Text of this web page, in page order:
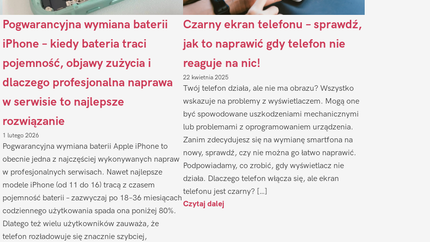
Pogwarancyjna wymiana baterii
iPhone – kiedy bateria traci
pojemność, objawy zużycia i
dlaczego profesjonalna naprawa
w serwisie to najlepsze
rozwiązanie
1 lutego 2026
Pogwarancyjna wymiana baterii Apple iPhone to
obecnie jedna z najczęściej wykonywanych napraw
w profesjonalnych serwisach. Nawet najlepsze
modele iPhone (od 11 do 16) tracą z czasem
pojemność baterii – zazwyczaj po 18–36 miesiącach
codziennego użytkowania spada ona poniżej 80%.
Dlatego też wielu użytkowników zauważa, że
telefon rozładowuje się znacznie szybciej,
Czarny ekran telefonu – sprawdź,
jak to naprawić gdy telefon nie
reaguje na nic!
22 kwietnia 2025
Twój telefon działa, ale nie ma obrazu? Wszystko
wskazuje na problemy z wyświetlaczem. Mogą one
być spowodowane uszkodzeniami mechanicznymi
lub problemami z oprogramowaniem urządzenia.
Zanim zdecydujesz się na wymianę smartfona na
nowy, sprawdź, czy nie można go łatwo naprawić.
Podpowiadamy, co zrobić, gdy wyświetlacz nie
działa. Dlaczego telefon włącza się, ale ekran
telefonu jest czarny? […]
Czytaj dalej